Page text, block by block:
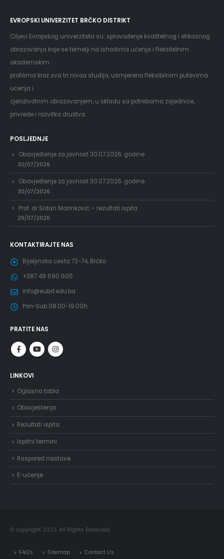
EVROPSKI UNIVERZITET BRČKO DISTRIKT
Ciljevi Evropskog univerziteta su: sprovođenje kvalitetnog i efikasnog
obrazovanja koje se temelji na ishodima učenja i fleksibilnim
akademskim
profilima kroz sva tri nivoa studija, usmjereno fleksibilnim putevima
učenja i
cjeloživotnim obrazovanjem, u skladu sa potrebama zajednice,
privrede i razvitka društva.
POSLJEDNJE
Obavještenje za javnost 30.07.2026. godine
30/07/2026
Obavještenje za javnost 30.07.2026. godine
30/07/2026
Prof. dr Srđan Marinković – rezultati ispita
29/07/2026
KONTAKTIRAJTE NAS
Bijeljinska cesta 72-74, Brčko
+387 49 590 605
info@eubd.edu.ba
Pon-Sub 08.00-19.00h
PRATITE NAS
LINKOVI
Oglasna tabla
Obavjestenja
Rezultati ispita
Ispitni termini
Raspored nastave
E-učenje
© copyright 2022. All Rights Reserved.
FAQ’s Sitemap Contact Us